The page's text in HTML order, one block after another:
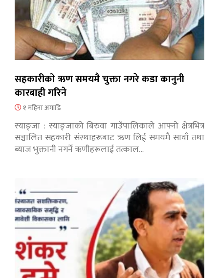
सहकारीको ऋण समयमै चुक्ता नगरे कडा कानुनी
कारबाही गरिने
१ महिना अगाडि
स्याङ्जा : स्याङ्जाको बिरुवा गाउँपालिकाले आफ्नो क्षेत्रभित्र
सञ्चालित सहकारी संस्थाहरूबाट ऋण लिई समयमै सावाँ तथा
ब्याज भुक्तानी नगर्ने ऋणीहरूलाई तत्काल…